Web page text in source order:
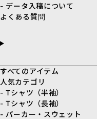
- データ入稿について
よくある質問
すべてのアイテム
人気カテゴリ
- Tシャツ（半袖）
- Tシャツ（長袖）
- パーカー・スウェット